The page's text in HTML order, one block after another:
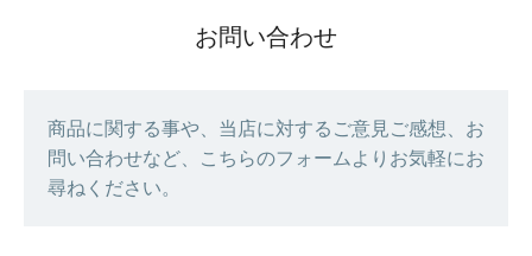
お問い合わせ
商品に関する事や、当店に対するご意見ご感想、お
問い合わせなど、こちらのフォームよりお気軽にお
尋ねください。